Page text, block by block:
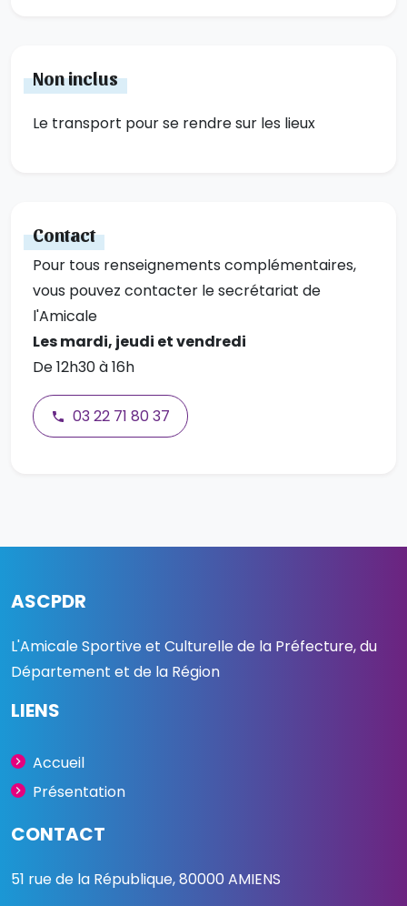
Non inclus
Le transport pour se rendre sur les lieux
Contact
Pour tous renseignements complémentaires,
vous pouvez contacter le secrétariat de
l'Amicale
Les mardi, jeudi et vendredi
De 12h30 à 16h
03 22 71 80 37
ASCPDR
L'Amicale Sportive et Culturelle de la Préfecture, du
Département et de la Région
LIENS
Accueil
Présentation
CONTACT
51 rue de la République, 80000 AMIENS